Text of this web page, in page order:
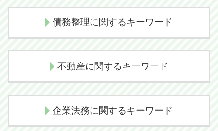
損害賠償金
損害賠償請求権
人身事故 物損事故 切り替え
示談交渉 弁護士
後遺障害認定 期間
交通事故 示談 長引く
損害賠償請求
相続放棄 管轄
相続放棄
相続放棄 メリット
相続問題 弁護士
相続放棄 デメリット
債務整理に関するキーワード
個人再生 デメリット
民事再生 流れ
不動産に関するキーワード
任意売却の流れ
企業法務に関するキーワード